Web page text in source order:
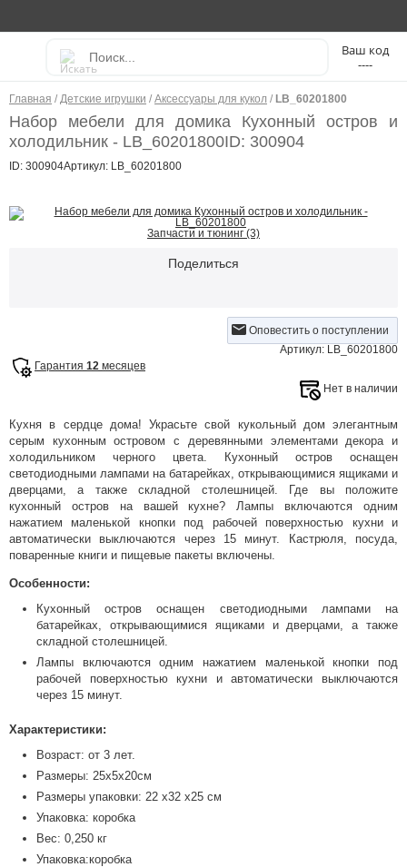
----
Главная / Детские игрушки / Аксессуары для кукол / LB_60201800
Набор мебели для домика Кухонный остров и
холодильник - LB_60201800ID: 300904
ID: 300904Артикул: LB_60201800
Запчасти и тюнинг (3)
Поделиться
Оповестить о поступлении
Артикул: LB_60201800
Гарантия 12 месяцев
Нет в наличии
Кухня в сердце дома! Украсьте свой кукольный дом элегантным
серым кухонным островом с деревянными элементами декора и
холодильником черного цвета. Кухонный остров оснащен
светодиодными лампами на батарейках, открывающимися ящиками и
дверцами, а также складной столешницей. Где вы положите
кухонный остров на вашей кухне? Лампы включаются одним
нажатием маленькой кнопки под рабочей поверхностью кухни и
автоматически выключаются через 15 минут. Кастрюля, посуда,
поваренные книги и пищевые пакеты включены.
Особенности:
Кухонный остров оснащен светодиодными лампами на
батарейках, открывающимися ящиками и дверцами, а также
складной столешницей.
Лампы включаются одним нажатием маленькой кнопки под
рабочей поверхностью кухни и автоматически выключаются
через 15 минут.
Характеристики:
Возраст: от 3 лет.
Размеры: 25х5х20см
Размеры упаковки: 22 х32 х25 см
Упаковка: коробка
Вес: 0,250 кг
Упаковка:коробка